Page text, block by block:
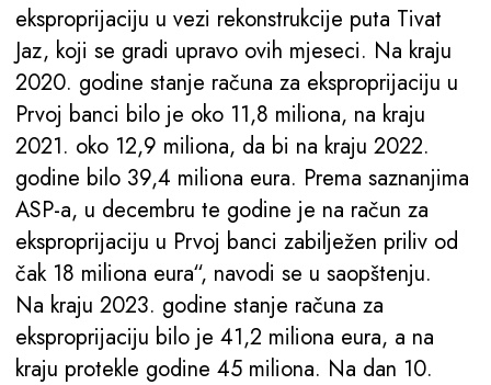
eksproprijaciju u vezi rekonstrukcije puta Tivat
Jaz, koji se gradi upravo ovih mjeseci. Na kraju
2020. godine stanje računa za eksproprijaciju u
Prvoj banci bilo je oko 11,8 miliona, na kraju
2021. oko 12,9 miliona, da bi na kraju 2022.
godine bilo 39,4 miliona eura. Prema saznanjima
ASP-a, u decembru te godine je na račun za
eksproprijaciju u Prvoj banci zabilježen priliv od
čak 18 miliona eura“, navodi se u saopštenju.
Na kraju 2023. godine stanje računa za
eksproprijaciju bilo je 41,2 miliona eura, a na
kraju protekle godine 45 miliona. Na dan 10.